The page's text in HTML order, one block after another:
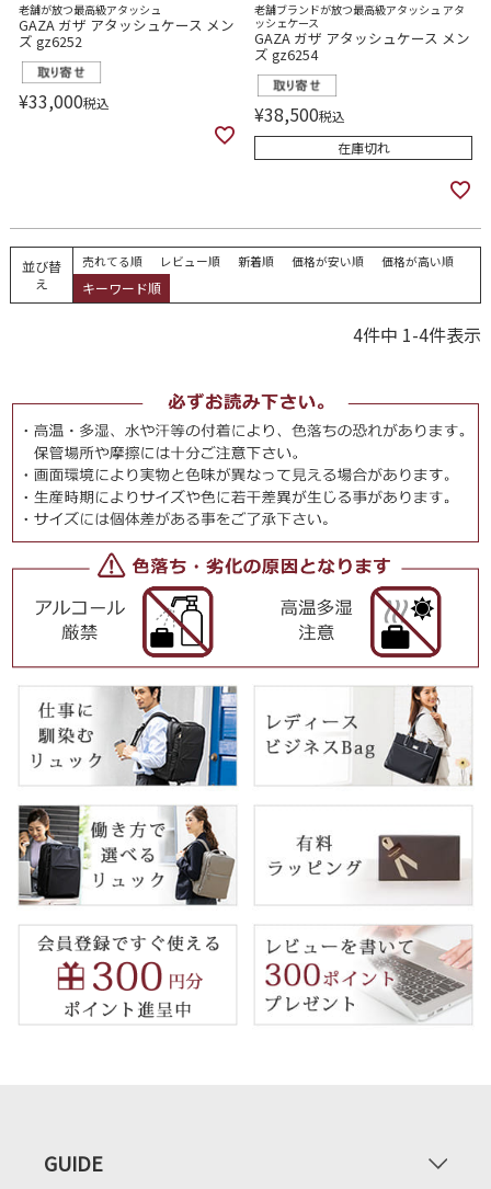
老舗が放つ最高級アタッシュ
GAZA ガザ アタッシュケース メン
ズ gz6252
¥33,000税込
老舗ブランドが放つ最高級アタッシュ アタ
ッシェケース
GAZA ガザ アタッシュケース メン
ズ gz6254
¥38,500税込
在庫切れ
並び替
え
売れてる順 レビュー順 新着順 価格が安い順 価格が高い順
キーワード順
4件中 1-4件表示
GUIDE